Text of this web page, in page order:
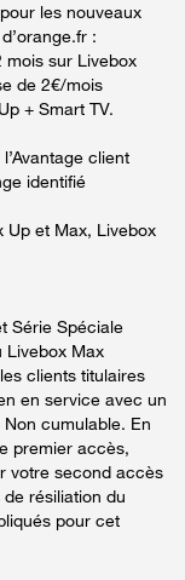
pour les nouveaux
:
mois sur Livebox
de 2€/mois
+ Smart TV.
client
identifié
Up et Max, Livebox
Série Spéciale
Livebox Max
clients titulaires
en service avec un
cumulable. En
premier accès,
votre second accès
résiliation du
pour cet